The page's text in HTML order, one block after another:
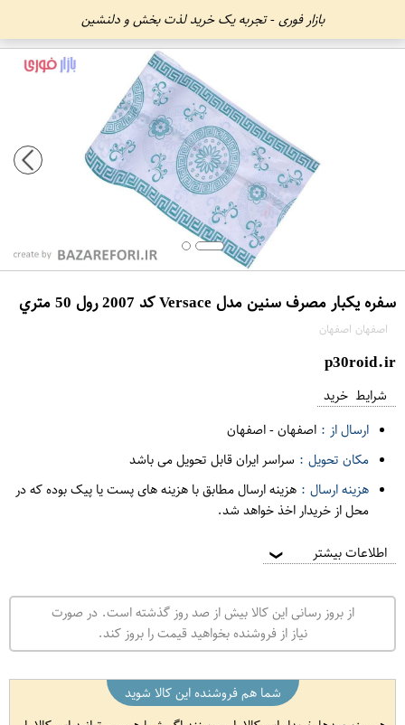
بازار فوری - تجربه یک خرید لذت بخش و دلنشین
سفره يکبار مصرف سنین مدل Versace کد 2007 رول 50 متري
اصفهان اصفهان
p30roid.ir
شرایط خرید
ارسال از : اصفهان-اصفهان
مکان تحویل : سراسر ایران قابل تحویل می باشد
هزینه ارسال : هزینه ارسال مطابق با هزینه های پست یا پیک بوده که در
محل از خریدار اخذ خواهد شد.
اطلاعات بیشتر ❯
از بروز رسانی این کالا بیش از صد روز گذشته است. در صورت
نیاز از فروشنده بخواهید قیمت را بروز کند.
شما هم فروشنده این کالا شوید